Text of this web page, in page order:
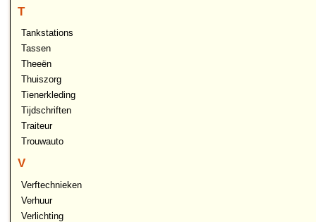
T
Tankstations
Tassen
Theeën
Thuiszorg
Tienerkleding
Tijdschriften
Traiteur
Trouwauto
V
Verftechnieken
Verhuur
Verlichting